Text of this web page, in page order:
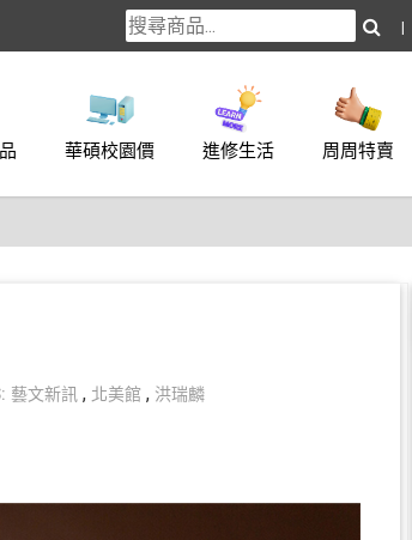
華碩校園價 進修生活 周周特賣
藝文新訊, 北美館 , 洪瑞麟